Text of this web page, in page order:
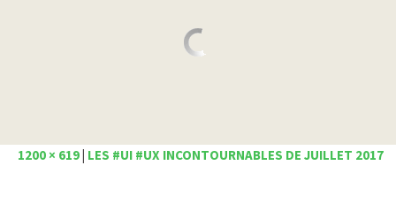
1200 × 619 LES #UI #UX INCONTOURNABLES DE JUILLET 2017